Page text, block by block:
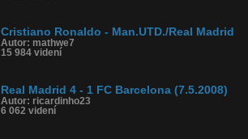
Cristiano Ronaldo - Man.UTD./Real Madrid
Autor: mathwe7
15 984 videní
Real Madrid 4 - 1 FC Barcelona (7.5.2008)
Autor: ricardinho23
6 062 videní